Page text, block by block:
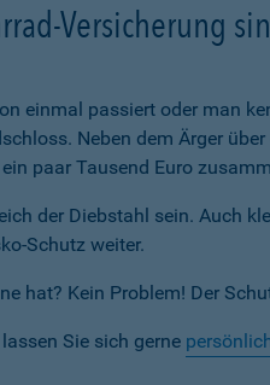
Versicherung
einmal passiert oder man
Neben dem Ärger
paar Tausend Euro
der Diebstahl sein. Auch
Schutz weiter.
hat? Kein Problem! Der
Sie sich gerne